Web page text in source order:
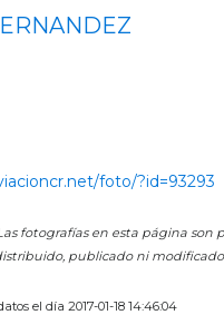
foto/?id=93293
fotografías en esta página
publicado ni
el día 2017-01-18 14:46:04